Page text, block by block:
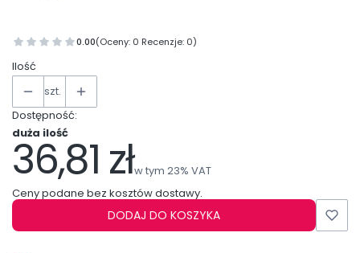
0.00(Oceny: 0 Recenzje: 0)
Ilość
szt.
Dostępność:
duża ilość
Cena
36,81 złw tym 23% VAT
w tym 23% VAT
Ceny podane bez kosztów dostawy.
DODAJ DO KOSZYKA